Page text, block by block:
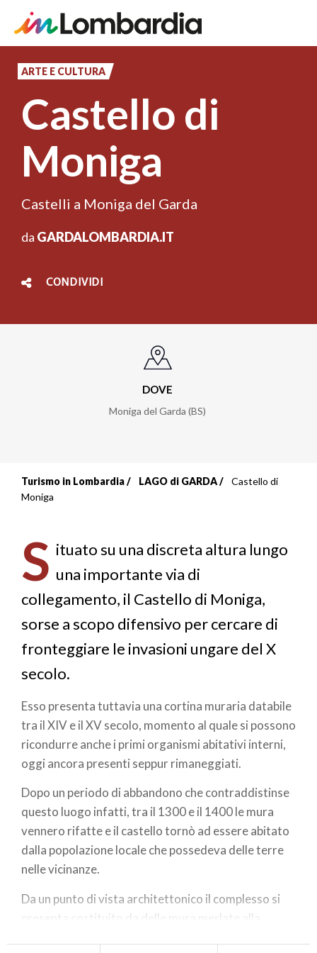
principale
ARTE E CULTURA
Castello di
Moniga
Castelli a Moniga del Garda
da GARDALOMBARDIA.IT
CONDIVIDI
DOVE
Moniga del Garda (BS)
Briciole
pane
Turismo in Lombardia LAGO di GARDA
Castello di
Moniga
S ituato su una discreta altura lungo
una importante via di
collegamento, il Castello di Moniga,
sorse a scopo difensivo per cercare di
fronteggiare le invasioni ungare del X
secolo.
Esso presenta tuttavia una cortina muraria databile
tra il XIV e il XV secolo, momento al quale si possono
ricondurre anche i primi organismi abitativi interni,
oggi ancora presenti seppur rimaneggiati.
Dopo un periodo di abbandono che contraddistinse
questo luogo infatti, tra il 1300 e il 1400 le mura
vennero rifatte e il castello tornò ad essere abitato
dalla popolazione locale che possedeva delle terre
nelle vicinanze.
Da un punto di vista architettonico il complesso si
presenta costituito da delle mura merlate alla